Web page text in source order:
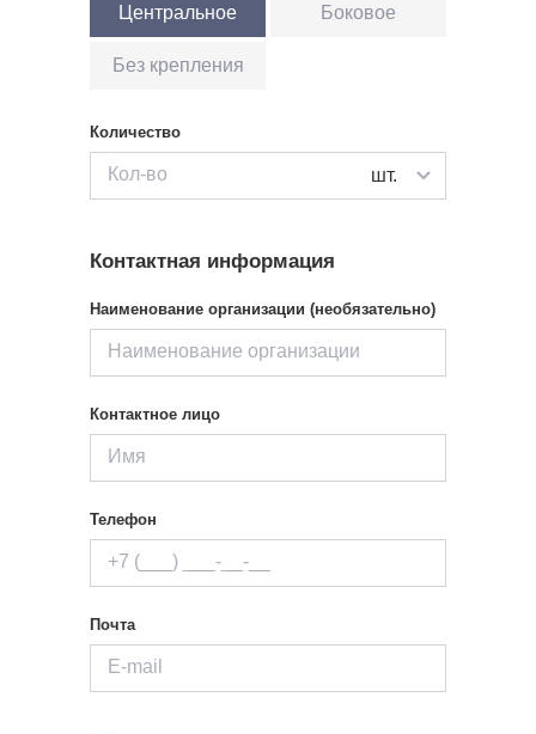
Центральное Боковое
Без крепления
Количество
шт.
Контактная информация
Наименование организации (необязательно)
Контактное лицо
Телефон
Почта